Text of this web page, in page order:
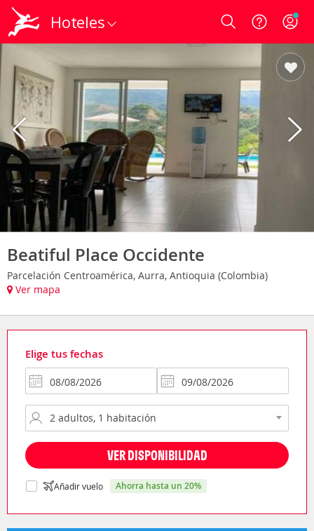
Hoteles Login
Beatiful Place Occidente
Parcelación Centroamérica, Aurra, Antioquia (Colombia)
Ver mapa
Elige tus fechas
VER DISPONIBILIDAD
Añadir vuelo ahorra hasta un 20%